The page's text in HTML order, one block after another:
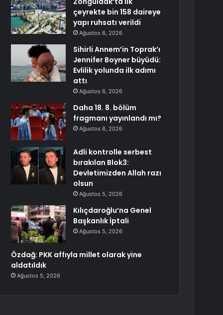
çeyrekte bin 158 daireye
yapı ruhsatı verildi
Ağustos 6, 2026
Sihirli Annem’in Toprak’ı
Jennifer Boyner büyüdü:
Evlilik yolunda ilk adımı
attı
Ağustos 6, 2026
Daha 18. 8. bölüm
fragmanı yayınlandı mı?
Ağustos 6, 2026
Adli kontrolle serbest
bırakılan Blok3:
Devletimizden Allah razı
olsun
Ağustos 5, 2026
Kılıçdaroğlu’na Genel
Başkanlık İptali
Ağustos 5, 2026
Özdağ: PKK affıyla millet olarak yine
aldatıldık
Ağustos 5, 2026